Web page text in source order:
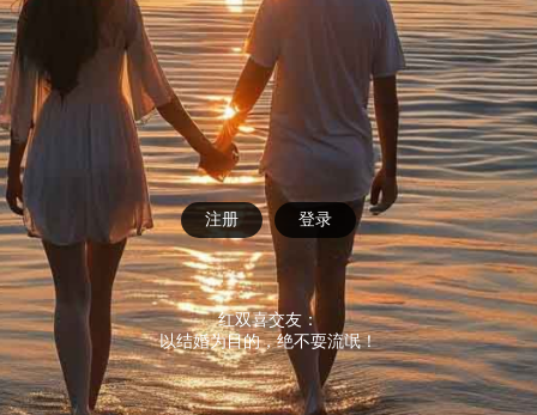
注册 登录
红双喜交友：
以结婚为目的，绝不耍流氓！